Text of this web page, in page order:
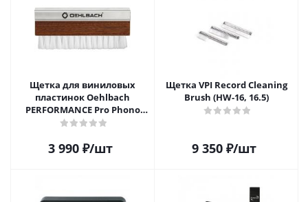
Щетка для виниловых
пластинок Oehlbach
PERFORMANCE Pro Phono
Brush, Record Brush,
3 990₽/шт
Щетка VPI Record Cleaning
Brush (HW-16, 16.5)
9 350₽/шт